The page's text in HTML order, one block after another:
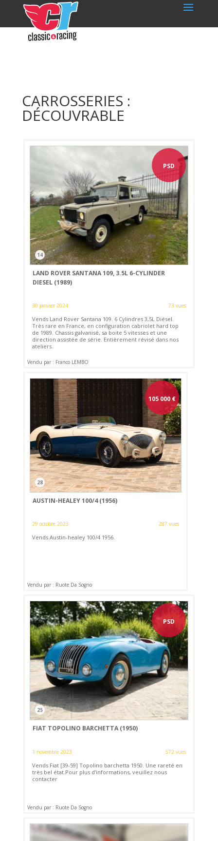
CARROSSERIES :
DÉCOUVRABLE
PSD
14
LAND ROVER SANTANA 109, 3.5L 6-CYLINDER
DIESEL (1989)
30 janvier 2024 73 vues
Vends Land Rover Santana 109. 6 Cylindres 3,5L Diésel.
Très rare en France, en configuration cabriolet hard top
de 1989. Chassis galvanisé, sa boite 5 vitesses et une
direction assistée de série. Entièrement révisé dans nos
ateliers.
Vendu par : Franco LEMBO
105 000€
28
AUSTIN-HEALEY 100/4 (1956)
29 octobre 2023 287 vues
Vends Austin-healey 100/4 1956.
Vendu par : Ruote Da Sogno
PSD
25
FIAT TOPOLINO BARCHETTA (1950)
1 novembre 2023 572 vues
Vends Fiat [39-59] Topolino barchetta 1950. Une rareté en
très bel état.Pour plus d’informations, veuillez nous
contacter
Vendu par : Ruote Da Sogno